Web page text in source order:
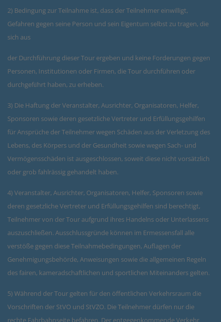
2) Bedingung zur Teilnahme ist, dass der Teilnehmer einwilligt,
Gefahren gegen seine Person und sein Eigentum selbst zu tragen, die
sich aus
der Durchführung dieser Tour ergeben und keine Forderungen gegen
Personen, Institutionen oder Firmen, die Tour durchführen oder
durchgefü̈hrt haben, zu erheben.
3) Die Haftung der Veranstalter, Ausrichter, Organisatoren, Helfer,
Sponsoren sowie deren gesetzliche Vertreter und Erfüllungsgehilfen
für Ansprüche der Teilnehmer wegen Schäden aus der Verletzung des
Lebens, des Körpers und der Gesundheit sowie wegen Sach- und
Vermögensschäden ist ausgeschlossen, soweit diese nicht vorsätzlich
oder grob fahlrässig gehandelt haben.
4) Veranstalter, Ausrichter, Organisatoren, Helfer, Sponsoren sowie
deren gesetzliche Vertreter und Erfüllungsgehilfen sind berechtigt,
Teilnehmer von der Tour aufgrund ihres Handelns oder Unterlassens
auszuschließen. Ausschlussgründe können im Ermessensfall alle
verstöße gegen diese Teilnahmebedingungen, Auflagen der
Genehmigungsbehörde, Anweisungen sowie die allgemeinen Regeln
des fairen, kameradschaftlichen und sportlichen Miteinanders gelten.
5) Während der Tour gelten für den öffentlichen Verkehrsraum die
Vorschriften der StVO und StVZO. Die Teilnehmer dürfen nur die
rechte Fahrbahnseite befahren. Der entgegenkommende Verkehr